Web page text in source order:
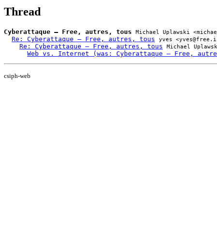
Thread
Cyberattaque – Free, autres, tous Michael Uplawski
Re: Cyberattaque – Free, autres, tous yves
Re: Cyberattaque – Free, autres, tous Michael
Web vs. Internet (was: Cyberattaque – Free,
csiph-web